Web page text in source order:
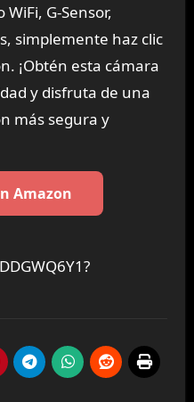
G-Sensor,
simplemente haz clic
¡Obtén esta cámara
y disfruta de una
más segura y
Amazon